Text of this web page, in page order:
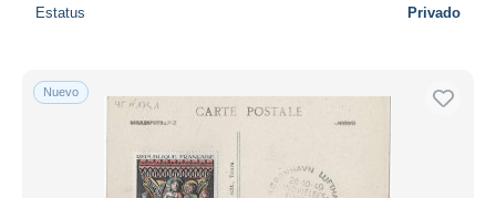
Estatus Privado
Nuevo